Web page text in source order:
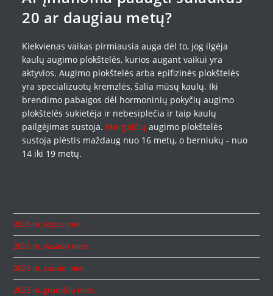
20 ar daugiau metų?
Kiekvienas vaikas pirmiausia auga dėl to, jog ilgėja
kaulų augimo plokštelės, kurios augant vaikui yra
aktyvios. Augimo plokštelės arba epifizinės plokštelės
yra specializuotų kremzlės, šalia mūsų kaulų. Iki
brendimo pabaigos dėl hormoninių pokyčių augimo
plokštelės sukietėja ir nebesiplečia ir taip kaulų
pailgėjimas sustoja. Mergaičių augimo plokštelės
sustoja plėstis maždaug nuo 16 metų, o berniukų - nuo
14 iki 19 metų.
2026 m. liepos mėn.
2026 m. vasario mėn.
2026 m. sausio mėn.
2025 m. gruodžio mėn.